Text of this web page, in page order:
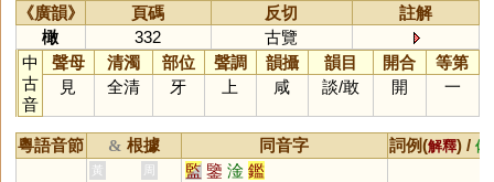
《廣韻》 頁碼 反切
註解
橄
332
古覽
中
古
音
聲母 清濁 部位 聲調 韻攝 韻目 開合
等第
見
全清 牙 上 咸 談/敢 開 一
粵語音節 & 根據 同音字 詞例(解釋) / 備
黃 周 監 鑒 淦 鑑